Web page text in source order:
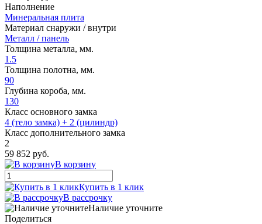
Наполнение
Минеральная плита
Материал снаружи / внутри
Металл / панель
Толщина металла, мм.
1.5
Толщина полотна, мм.
90
Глубина короба, мм.
130
Класс основного замка
4 (тело замка) + 2 (цилиндр)
Класс дополнительного замка
2
59 852 руб.
В корзину
Купить в 1 клик
В рассрочку
Наличие уточните
Поделиться